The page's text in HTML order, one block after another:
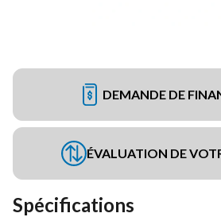
DEMANDE DE
ÉVALUATION DE
Spécifications